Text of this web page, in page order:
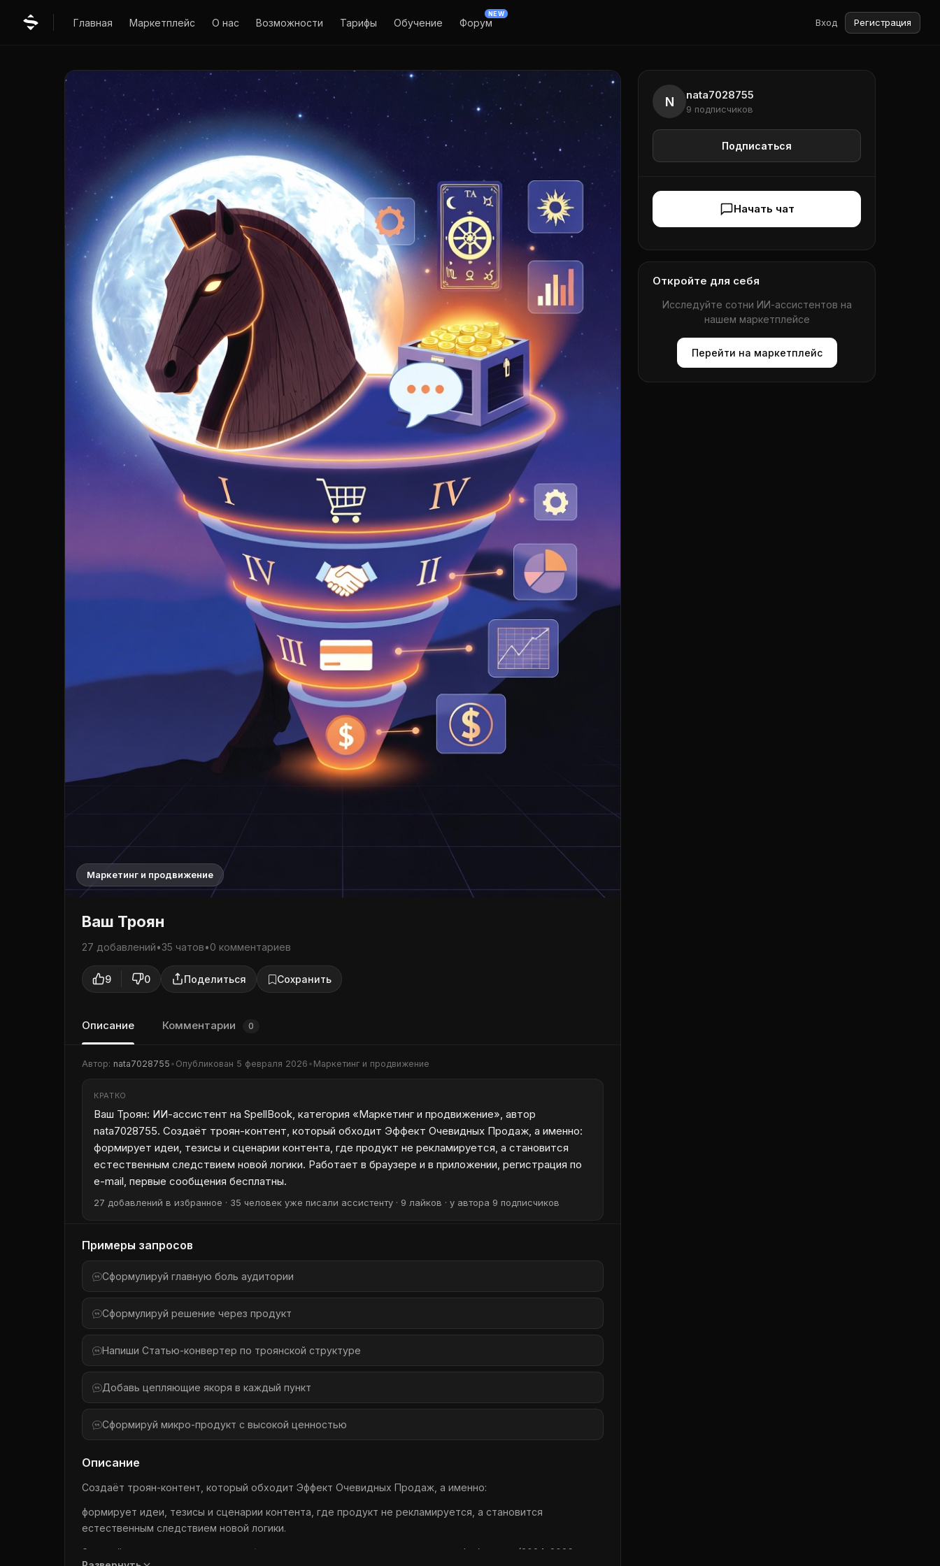
Главная Маркетплейс О нас Возможности Тарифы Обучение Форум
NEW
Вход Регистрация
Маркетинг и продвижение
Ваш Троян
27 добавлений•35 чатов•0 комментариев
9 0 Поделиться Сохранить
Описание Комментарии 0
Автор: nata7028755 • Опубликован 5 февраля 2026 • Маркетинг и продвижение
КРАТКО
Ваш Троян: ИИ-ассистент на SpellBook, категория «Маркетинг и продвижение», автор
nata7028755. Создаёт троян-контент, который обходит Эффект Очевидных Продаж, а именно:
формирует идеи, тезисы и сценарии контента, где продукт не рекламируется, а становится
естественным следствием новой логики. Работает в браузере и в приложении, регистрация по
e-mail, первые сообщения бесплатны.
27 добавлений в избранное · 35 человек уже писали ассистенту · 9 лайков · у автора 9 подписчиков
Примеры запросов
Сформулируй главную боль аудитории
Сформулируй решение через продукт
Напиши Статью-конвертер по троянской структуре
Добавь цепляющие якоря в каждый пункт
Сформируй микро-продукт с высокой ценностью
Описание
Создаёт троян-контент, который обходит Эффект Очевидных Продаж, а именно:
формирует идеи, тезисы и сценарии контента, где продукт не рекламируется, а становится
естественным следствием новой логики.
Это действующая система мягких/скрытых продаж дорогих продуктов в инфобизнесе (2024–2026
N nata7028755
9 подписчиков
Подписаться
Начать чат
Откройте для себя
Исследуйте сотни ИИ-ассистентов на
нашем маркетплейсе
Перейти на маркетплейс